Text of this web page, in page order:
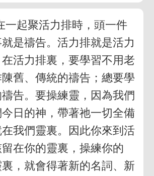
一起聚活力排時，頭一件
是禱告。活力排就是活力
活力排裏，要學習不用老
舊、傳統的禱告；總要學
告。要操練靈，因為我們
日的神，帶著祂一切全備
我們靈裏。因此你來到活
在你的靈裏，操練你的
，就會得著新的名詞、新